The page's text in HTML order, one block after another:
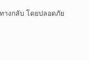
ลับ โดยปลอดภัย